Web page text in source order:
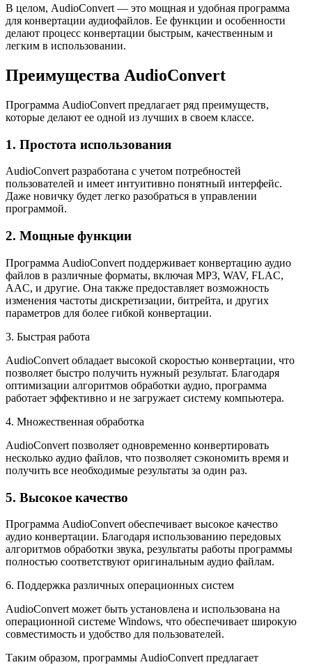
В целом, AudioConvert — это мощная и удобная программа
для конвертации аудиофайлов. Ее функции и особенности
делают процесс конвертации быстрым, качественным и
легким в использовании.
Преимущества AudioConvert
Программа AudioConvert предлагает ряд преимуществ,
которые делают ее одной из лучших в своем классе.
1. Простота использования
AudioConvert разработана с учетом потребностей
пользователей и имеет интуитивно понятный интерфейс.
Даже новичку будет легко разобраться в управлении
программой.
2. Мощные функции
Программа AudioConvert поддерживает конвертацию аудио
файлов в различные форматы, включая MP3, WAV, FLAC,
AAC, и другие. Она также предоставляет возможность
изменения частоты дискретизации, битрейта, и других
параметров для более гибкой конвертации.
3. Быстрая работа
AudioConvert обладает высокой скоростью конвертации, что
позволяет быстро получить нужный результат. Благодаря
оптимизации алгоритмов обработки аудио, программа
работает эффективно и не загружает систему компьютера.
4. Множественная обработка
AudioConvert позволяет одновременно конвертировать
несколько аудио файлов, что позволяет сэкономить время и
получить все необходимые результаты за один раз.
5. Высокое качество
Программа AudioConvert обеспечивает высокое качество
аудио конвертации. Благодаря использованию передовых
алгоритмов обработки звука, результаты работы программы
полностью соответствуют оригинальным аудио файлам.
6. Поддержка различных операционных систем
AudioConvert может быть установлена и использована на
операционной системе Windows, что обеспечивает широкую
совместимость и удобство для пользователей.
Таким образом, программы AudioConvert предлагает